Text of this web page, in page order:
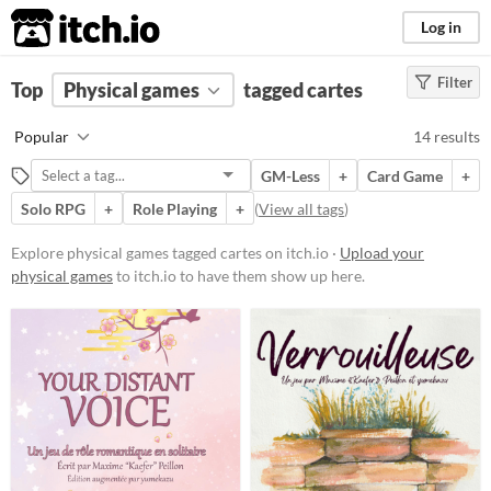
itch.io Log in
FILTER RESULTS (Clear)
cartes
Suggest description for this tag
Price
Free
$5 or less
$15 or less
Types
Tabletop role-playing game
Filter
Top Physical games tagged cartes
Popular 14 results
GM-Less + Card Game
+
Solo RPG
+ Role Playing + (View all tags)
Explore physical games tagged cartes on itch.io · Upload your
physical gamesto itch.io to have them show up here.